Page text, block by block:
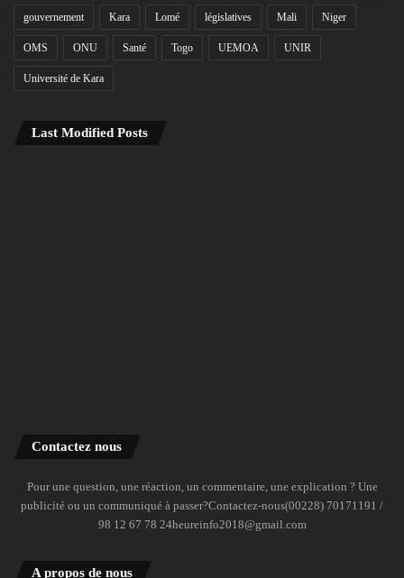
gouvernement Kara Lomé législatives Mali Niger
OMS ONU Santé Togo UEMOA UNIR
Université de Kara
Last Modified Posts
Contactez nous
Pour une question, une réaction, un commentaire, une explication ? Une
publicité ou un communiqué à passer?Contactez-nous(00228) 70171191 /
98 12 67 78 24heureinfo2018@gmail.com
A propos de nous